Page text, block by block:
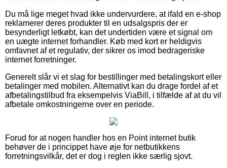
Du må lige meget hvad ikke undervurdere, at ifald en e-shop
reklamerer deres produkter til en udsalgspris der er
besynderligt letkøbt, kan det undertiden være et signal om
en uægte internet forhandler. Køb med kort er heldigvis
omfavnet af et regulativ, der sikrer os imod bedrageriske
internet forretninger.
Generelt slår vi et slag for bestillinger med betalingskort eller
betalinger med mobilen. Alternativt kan du drage fordel af et
afbetalingstilbud fra eksempelvis ViaBill, i tilfælde af at du vil
afbetale omkostningerne over en periode.
Forud for at nogen handler hos en Point internet butik
behøver de i princippet have øje for netbutikkens
forretningsvilkår, det er dog i reglen ikke særlig sjovt.